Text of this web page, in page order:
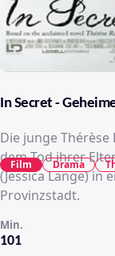
In Secret -
Die junge Thérèse
dem Tod ihrer
(Jessica Lange) in
Provinzstadt.
101
Min.
Film Drama